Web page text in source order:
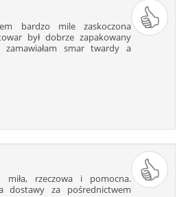
630
634
636
640 641 642
bardzo mile zaskoczona
był dobrze zapakowany
smar twardy a
miła, rzeczowa i pomocna.
za pośrednictwem